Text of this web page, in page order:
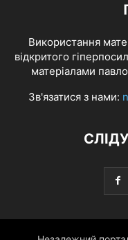
Використання
відкритого
матеріалами
Зв'язатися з нами: